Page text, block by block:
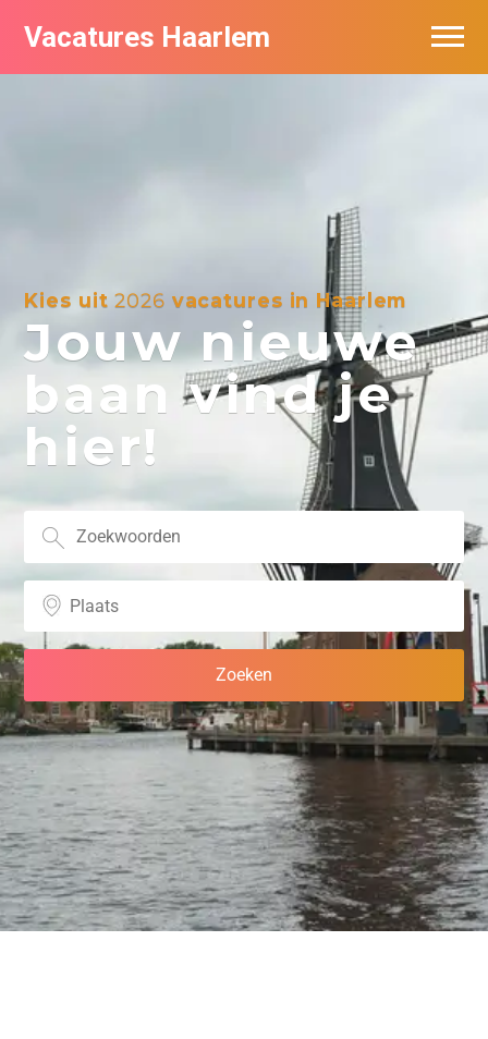
Vacatures Haarlem
Kies uit2026 vacatures in Haarlem
Jouw nieuwe
baan vind je
hier!
Vacatures per bedrijf in Haarlem